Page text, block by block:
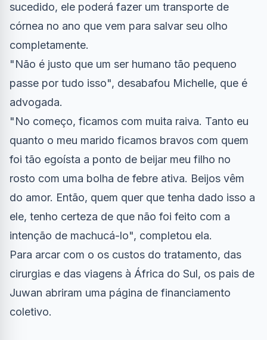
sucedido, ele poderá fazer um transporte de
córnea no ano que vem para salvar seu olho
completamente.
"Não é justo que um ser humano tão pequeno
passe por tudo isso", desabafou Michelle, que é
advogada.
"No começo, ficamos com muita raiva. Tanto eu
quanto o meu marido ficamos bravos com quem
foi tão egoísta a ponto de beijar meu filho no
rosto com uma bolha de febre ativa. Beijos vêm
do amor. Então, quem quer que tenha dado isso a
ele, tenho certeza de que não foi feito com a
intenção de machucá-lo", completou ela.
Para arcar com o os custos do tratamento, das
cirurgias e das viagens à África do Sul, os pais de
Juwan abriram uma página de financiamento
coletivo.